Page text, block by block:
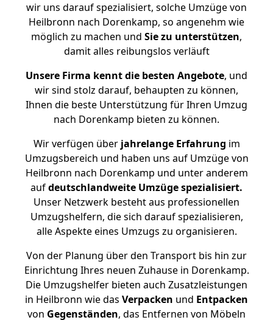
wir uns darauf spezialisiert, solche Umzüge von
Heilbronn nach Dorenkamp, so angenehm wie
möglich zu machen und Sie zu unterstützen,
damit alles reibungslos verläuft
Unsere Firma kennt die besten Angebote, und
wir sind stolz darauf, behaupten zu können,
Ihnen die beste Unterstützung für Ihren Umzug
nach Dorenkamp bieten zu können.
Wir verfügen überjahrelange Erfahrung im
Umzugsbereich und haben uns auf Umzüge von
Heilbronn nach Dorenkamp und unter anderem
aufdeutschlandweite Umzüge spezialisiert.
Unser Netzwerk besteht aus professionellen
Umzugshelfern, die sich darauf spezialisieren,
alle Aspekte eines Umzugs zu organisieren.
Von der Planung über den Transport bis hin zur
Einrichtung Ihres neuen Zuhause in Dorenkamp.
Die Umzugshelfer bieten auch Zusatzleistungen
in Heilbronn wie das Verpacken und Entpacken
von Gegenständen, das Entfernen von Möbeln